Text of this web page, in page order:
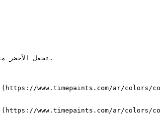
www.timepaints.com/ar/colors/
www.timepaints.com/ar/colors/